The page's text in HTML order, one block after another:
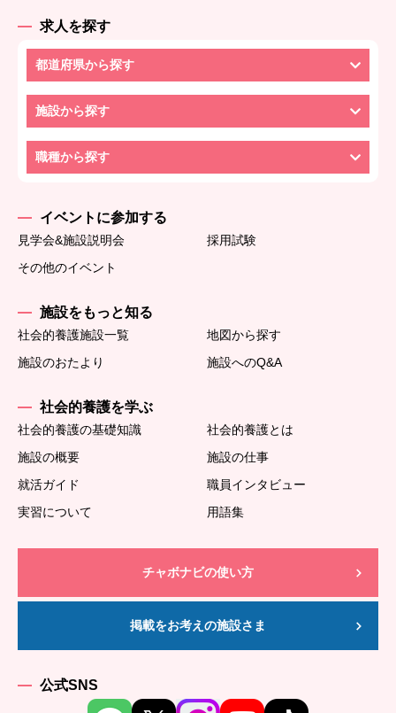
求人を探す
都道府県から探す
施設から探す
職種から探す
イベントに参加する
見学会&施設説明会
採用試験
その他のイベント
施設をもっと知る
社会的養護施設一覧
地図から探す
施設のおたより
施設へのQ&A
社会的養護を学ぶ
社会的養護の基礎知識
社会的養護とは
施設の概要
施設の仕事
就活ガイド
職員インタビュー
実習について
用語集
チャボナビの使い方
掲載をお考えの施設さま
公式SNS